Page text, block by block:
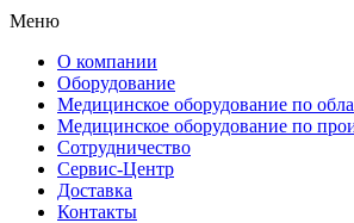
Меню
О компании
Оборудование
Медицинское оборудование по
Медицинское оборудование по
Сотрудничество
Сервис-Центр
Доставка
Контакты